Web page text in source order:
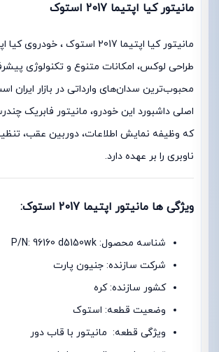
مانیتور کیا اپتیما 2017 استوک
طراحی لوکس، امکانات متنوع و تکنولوژی
محبوب‌ترین سدان‌های وارداتی در بازار ایران
اصلی داشبورد این خودرو، مانیتور فابریک
که وظیفه نمایش اطلاعات، دوربین عقب،
ناوبری را بر عهده دارد.
ویژگی ها مانیتور اپتیما 2017 استوک:
شناسه محصول: P/N: 96160 d5150wk
شرکت سازنده: جنیون پارت
کشور سازنده: کره
وضعیت قطعه: استوک
ویژگی قطعه: مانیتور با قاب دور